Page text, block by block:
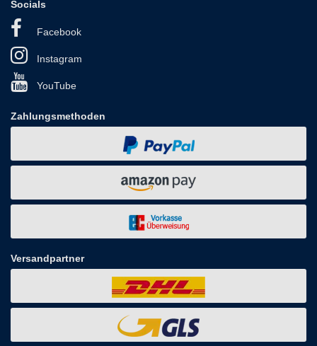
Socials
Facebook
Instagram
YouTube
Zahlungsmethoden
Versandpartner